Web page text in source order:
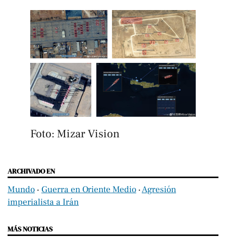
Foto: Mizar Vision
ARCHIVADO EN
Mundo ‧ Guerra en Oriente Medio ‧Agresión
imperialista a Irán
MÁS NOTICIAS